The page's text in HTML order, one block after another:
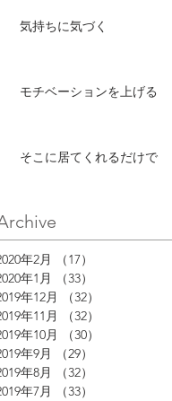
気持ちに気づく
モチベーションを上げる
そこに居てくれるだけで
年2月 （17）
年1月
（33）
年12月
（32）
年11月
（32）
年10月
（30）
年9月
（29）
年8月
（32）
年7月
（33）